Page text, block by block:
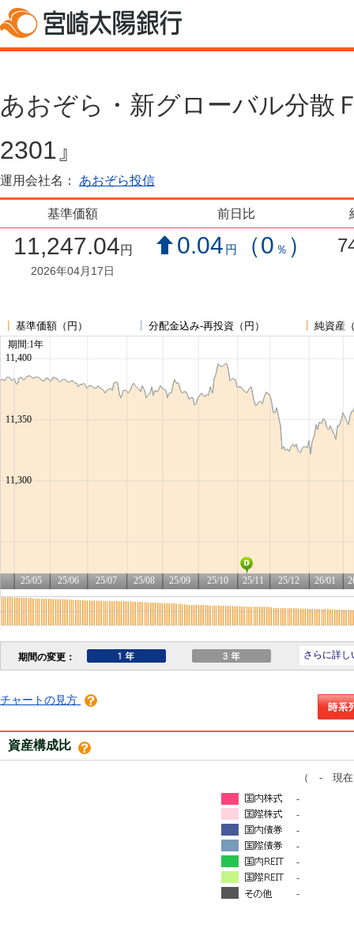
あおぞら・新グローバル分散
2301』
運用会社名： あおぞら投信
基準価額 前日比
11,247.04円 0.04 円 （0 ％ ）
2026年04月17日
チャートの見方
資産構成比
（ - 現在
-
-
-
-
-
-
-